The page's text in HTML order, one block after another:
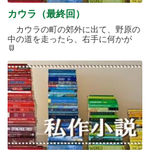
カウラ（最終回）
カウラの町の郊外に出て、野原の
中の道を走ったら、右手に何かが
見.....